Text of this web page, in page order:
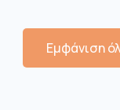
Εμφάνιση